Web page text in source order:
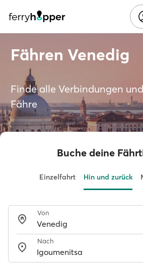
Fähren Venedig
Finde alle Verbindungen
Fähre
Buche deine
Einzelfahrt Hin und zurück
Von
Nach